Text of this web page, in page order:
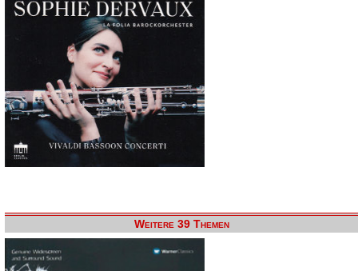
Weitere 39 Themen